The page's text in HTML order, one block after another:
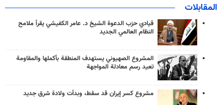
المقابلات
قيادي حزب الدعوة الشيخ د. عامر الكفيشي يقرأ ملامح
النظام العالمي الجديد
المشروع الصهيوني يستهدف المنطقة بأكملها والمقاومة
تعيد رسم معادلة المواجهة
مشروع كسر إيران قد سقط، وبدأت ولادة شرق جديد